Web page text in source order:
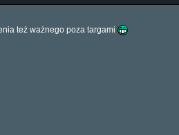
też ważnego poza targami